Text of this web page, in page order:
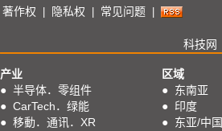
著作权 隐私权 常见问题
科技网
产业
● 半导体．零组件
● CarTech．绿能
● 移動．通讯．XR
区域
● 东南亚
● 印度
● 东亚/中国